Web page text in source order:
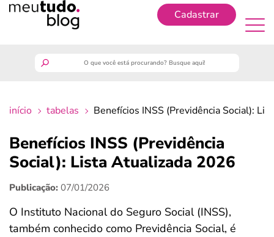
Cadastrar
finanças
benefícios
crédito fácil
início tabelas Benefícios INSS (Previdência Social):
Benefícios INSS (Previdência
Social): Lista Atualizada 2026
Publicação: 07/01/2026
O Instituto Nacional do Seguro Social (INSS),
também conhecido como Previdência Social, é